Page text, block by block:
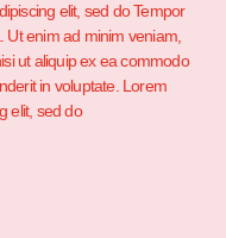
elit, sed do Tempor
Ut enim ad minim veniam,
ut aliquip ex ea commodo
in voluptate. Lorem
elit, sed do